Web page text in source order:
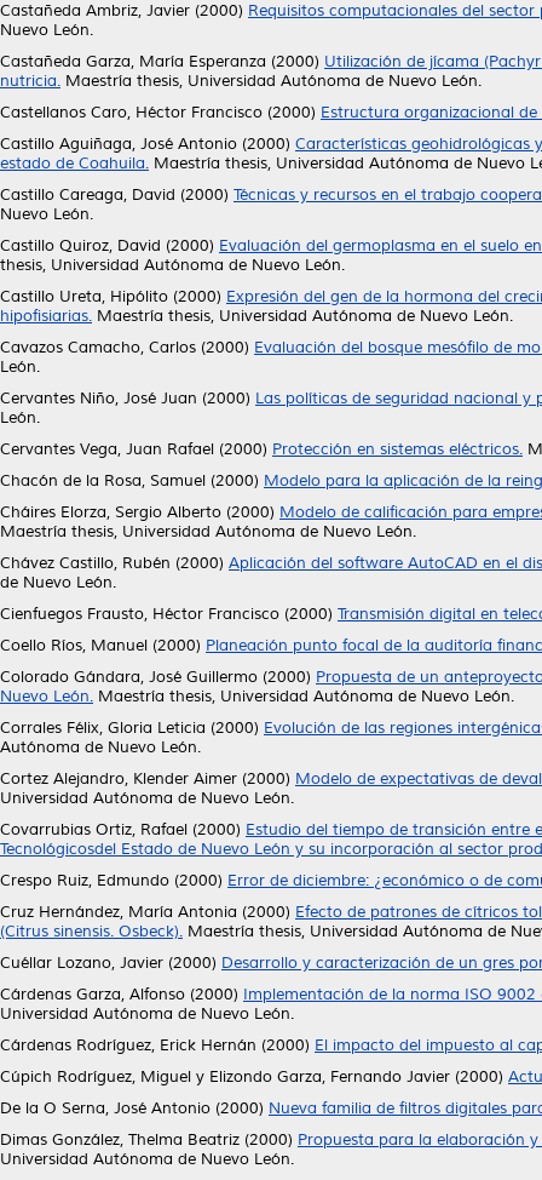
Castañeda Ambriz, Javier (2000) Requisitos computacionales del
Nuevo León.
Castañeda Garza, María Esperanza (2000) Utilización de jícama
nutricia. Maestría thesis, Universidad Autónoma de Nuevo León.
Castellanos Caro, Héctor Francisco (2000) Estructura organizacional
Castillo Aguiñaga, José Antonio (2000) Características geohidrológicas
estado de Coahuila. Maestría thesis, Universidad Autónoma de Nuevo
Castillo Careaga, David (2000) Técnicas y recursos en el trabajo
Nuevo León.
Castillo Quiroz, David (2000) Evaluación del germoplasma en el suelo
thesis, Universidad Autónoma de Nuevo León.
Castillo Ureta, Hipólito (2000) Expresión del gen de la hormona del
hipofisiarias. Maestría thesis, Universidad Autónoma de Nuevo León.
Cavazos Camacho, Carlos (2000) Evaluación del bosque mesófilo de
León.
Cervantes Niño, José Juan (2000) Las políticas de seguridad nacional y
León.
Cervantes Vega, Juan Rafael (2000) Protección en sistemas eléctricos.
Chacón de la Rosa, Samuel (2000) Modelo para la aplicación de la
Cháires Elorza, Sergio Alberto (2000) Modelo de calificación para
Maestría thesis, Universidad Autónoma de Nuevo León.
Chávez Castillo, Rubén (2000) Aplicación del software AutoCAD en el
de Nuevo León.
Cienfuegos Frausto, Héctor Francisco (2000) Transmisión digital en
Coello Ríos, Manuel (2000) Planeación punto focal de la auditoría
Colorado Gándara, José Guillermo (2000) Propuesta de un
Nuevo León. Maestría thesis, Universidad Autónoma de Nuevo León.
Corrales Félix, Gloria Leticia (2000) Evolución de las regiones
Autónoma de Nuevo León.
Cortez Alejandro, Klender Aimer (2000) Modelo de expectativas de
Universidad Autónoma de Nuevo León.
Covarrubias Ortiz, Rafael (2000) Estudio del tiempo de transición entre
Tecnológicosdel Estado de Nuevo León y su incorporación al sector
Crespo Ruiz, Edmundo (2000) Error de diciembre: ¿económico o de
Cruz Hernández, María Antonia (2000) Efecto de patrones de cítricos
(Citrus sinensis. Osbeck). Maestría thesis, Universidad Autónoma de
Cuéllar Lozano, Javier (2000) Desarrollo y caracterización de un gres
Cárdenas Garza, Alfonso (2000) Implementación de la norma ISO
Universidad Autónoma de Nuevo León.
Cárdenas Rodríguez, Erick Hernán (2000) El impacto del impuesto al
Cúpich Rodríguez, Miguel y Elizondo Garza, Fernando Javier (2000)
De la O Serna, José Antonio (2000) Nueva familia de filtros digitales
Dimas González, Thelma Beatriz (2000) Propuesta para la elaboración
Universidad Autónoma de Nuevo León.